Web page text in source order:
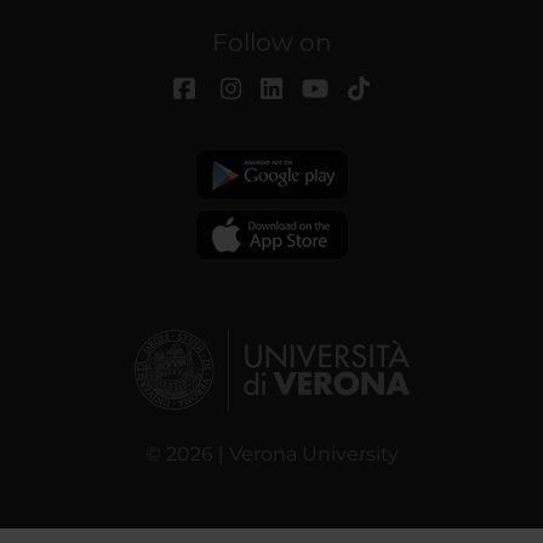
Follow on
© 2026 | Verona University